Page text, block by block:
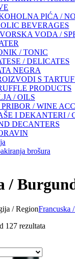
PIĆA /
BEVERAGES
VODA /
/ TONIC
/ DELICATES
NEGRA
S
PRODUCTS
/ OILS
/ WINE
I DEKANTERI /
DECANTERS
brošura
/
/ RegionFrancuska
127 rezultata